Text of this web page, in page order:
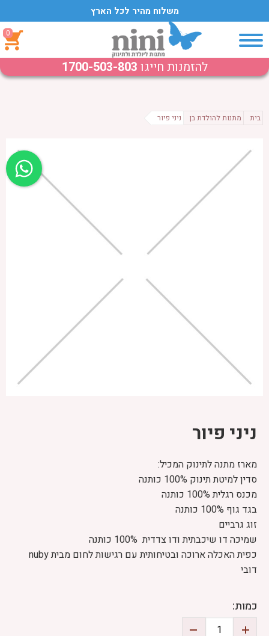
משלוח מהיר לכל הארץ
0
להזמנות חייגו 1700-503-803
בית מתנות להולדת בן ניני פיור
ניני פיור
מארז מתנה לתינוק המכיל:
סדין למיטת תינוק 100% כותנה
מכנס רגלית 100% כותנה
בגד גוף 100% כותנה
זוג גרביים
שמיכה דו שיכבתית ודו צדדית 100% כותנה
כפית האכלה ארוכה ובטיחותית עם רגישות לחום מביתnuby
דובי
כמות: